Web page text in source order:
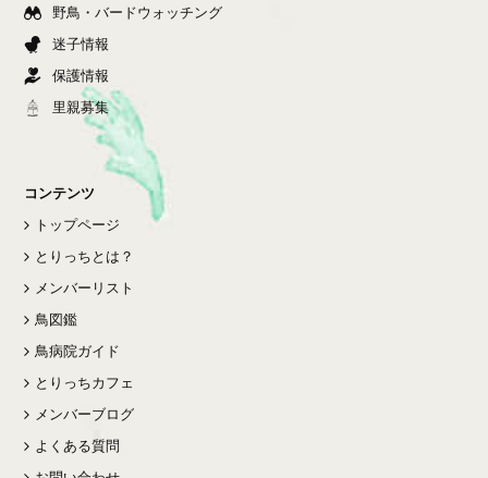
野鳥・バードウォッチング
迷子情報
保護情報
里親募集
コンテンツ
トップページ
とりっちとは？
メンバーリスト
鳥図鑑
鳥病院ガイド
とりっちカフェ
メンバーブログ
よくある質問